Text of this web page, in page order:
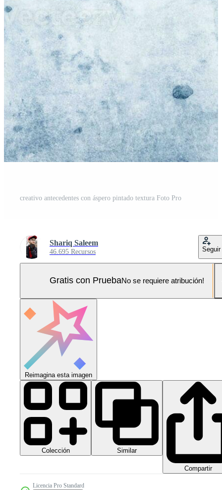
creativo antecedentes con áspero pintado textura Foto Pro
Shariq Saleem
46.695 Recursos Seguir
Gratis con PruebaNo se requiere atribución!
Reimagina esta imagen
Colección Similar
Compartir
Licencia Pro Standard